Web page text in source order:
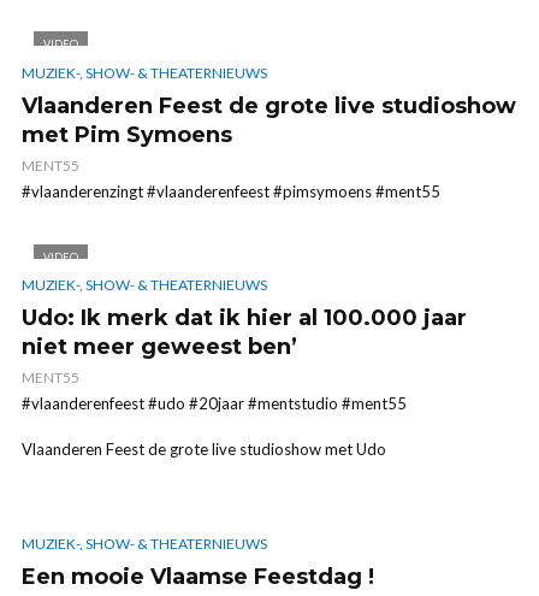
VIDEO
MUZIEK-, SHOW- & THEATERNIEUWS
Vlaanderen Feest de grote live studioshow
met Pim Symoens
MENT55
#vlaanderenzingt #vlaanderenfeest #pimsymoens #ment55
VIDEO
MUZIEK-, SHOW- & THEATERNIEUWS
Udo: Ik merk dat ik hier al 100.000 jaar
niet meer geweest ben’
MENT55
#vlaanderenfeest #udo #20jaar #mentstudio #ment55
Vlaanderen Feest de grote live studioshow met Udo
MUZIEK-, SHOW- & THEATERNIEUWS
Een mooie Vlaamse Feestdag !